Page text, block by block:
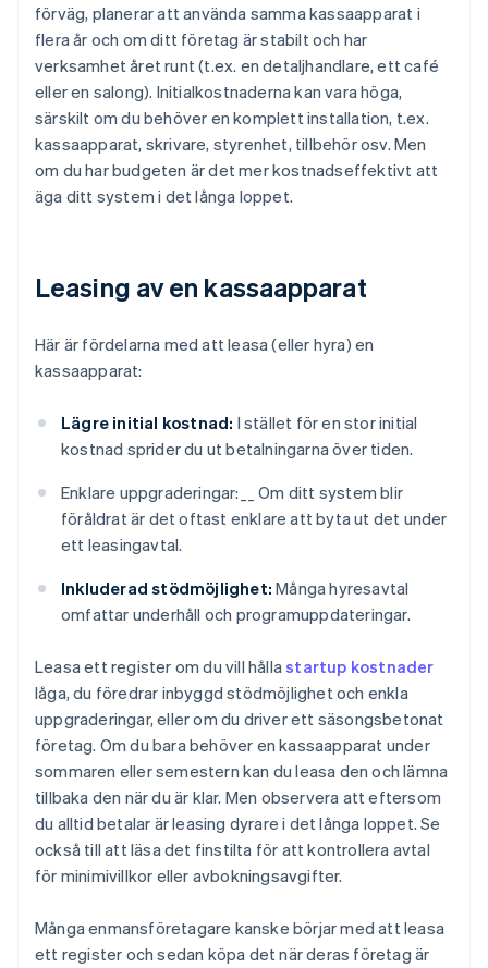
förväg, planerar att använda samma kassaapparat i
flera år och om ditt företag är stabilt och har
verksamhet året runt (t.ex. en detaljhandlare, ett café
eller en salong). Initialkostnaderna kan vara höga,
särskilt om du behöver en komplett installation, t.ex.
kassaapparat, skrivare, styrenhet, tillbehör osv. Men
om du har budgeten är det mer kostnadseffektivt att
äga ditt system i det långa loppet.
Leasing av en kassaapparat
Här är fördelarna med att leasa (eller hyra) en
kassaapparat:
Lägre initial kostnad: I stället för en stor initial
kostnad sprider du ut betalningarna över tiden.
Enklare uppgraderingar:__ Om ditt system blir
föråldrat är det oftast enklare att byta ut det under
ett leasingavtal.
Inkluderad stödmöjlighet: Många hyresavtal
omfattar underhåll och programuppdateringar.
Leasa ett register om du vill hållastartup kostnader
låga, du föredrar inbyggd stödmöjlighet och enkla
uppgraderingar, eller om du driver ett säsongsbetonat
företag. Om du bara behöver en kassaapparat under
sommaren eller semestern kan du leasa den och lämna
tillbaka den när du är klar. Men observera att eftersom
du alltid betalar är leasing dyrare i det långa loppet. Se
också till att läsa det finstilta för att kontrollera avtal
för minimivillkor eller avbokningsavgifter.
Många enmansföretagare kanske börjar med att leasa
ett register och sedan köpa det när deras företag är